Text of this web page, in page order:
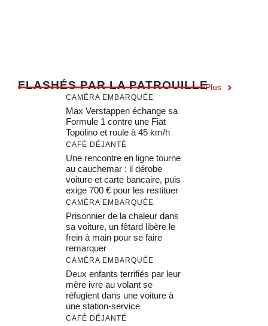
FLASHÉS PAR LA PATROUILLEPlus
CAMÉRA EMBARQUÉE
Max Verstappen échange sa
Formule 1 contre une Fiat
Topolino et roule à 45 km/h
CAFÉ DÉJANTÉ
Une rencontre en ligne tourne
au cauchemar : il dérobe
voiture et carte bancaire, puis
exige 700 € pour les restituer
CAMÉRA EMBARQUÉE
Prisonnier de la chaleur dans
sa voiture, un fêtard libère le
frein à main pour se faire
remarquer
CAMÉRA EMBARQUÉE
Deux enfants terrifiés par leur
mère ivre au volant se
réfugient dans une voiture à
une station-service
CAFÉ DÉJANTÉ